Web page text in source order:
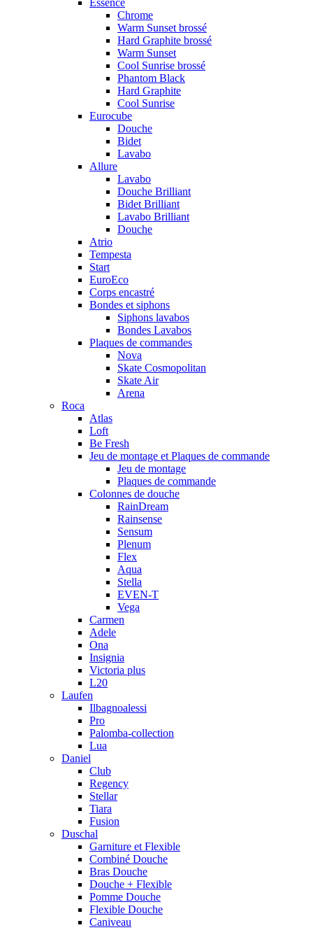
Essence
Chrome
Warm Sunset brossé
Hard Graphite brossé
Warm Sunset
Cool Sunrise brossé
Phantom Black
Hard Graphite
Cool Sunrise
Eurocube
Douche
Bidet
Lavabo
Allure
Lavabo
Douche Brilliant
Bidet Brilliant
Lavabo Brilliant
Douche
Atrio
Tempesta
Start
EuroEco
Corps encastré
Bondes et siphons
Siphons lavabos
Bondes Lavabos
Plaques de commandes
Nova
Skate Cosmopolitan
Skate Air
Arena
Roca
Atlas
Loft
Be Fresh
Jeu de montage et Plaques de commande
Jeu de montage
Plaques de commande
Colonnes de douche
RainDream
Rainsense
Sensum
Plenum
Flex
Aqua
Stella
EVEN-T
Vega
Carmen
Adele
Ona
Insignia
Victoria plus
L20
Laufen
Ilbagnoalessi
Pro
Palomba-collection
Lua
Daniel
Club
Regency
Stellar
Tiara
Fusion
Duschal
Garniture et Flexible
Combiné Douche
Bras Douche
Douche + Flexible
Pomme Douche
Flexible Douche
Caniveau